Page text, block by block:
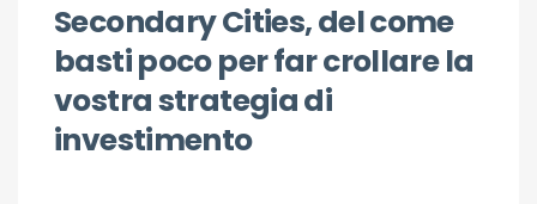
Secondary Cities, del come
basti poco per far crollare la
vostra strategia di
investimento